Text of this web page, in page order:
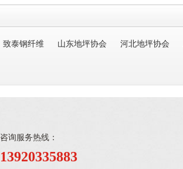
致泰钢纤维 山东地坪协会 河北地坪协会
咨询服务热线：
13920335883